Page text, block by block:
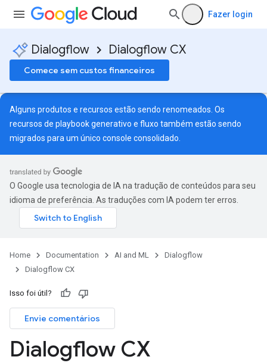
Fazer login
Dialogflow Dialogflow CX
Comece sem custos financeiros
Alguns produtos e recursos estão sendo renomeados. Os
recursos de playbook generativo e fluxo também estão sendo
migrados para um único console consolidado
O Google usa tecnologia de IA na tradução de conteúdos para seu
idioma de preferência. As traduções com IA podem ter erros.
Home Documentation AI and ML
Dialogflow
Dialogflow CX
Isso foi útil?
Envie comentários
Dialogflow CX